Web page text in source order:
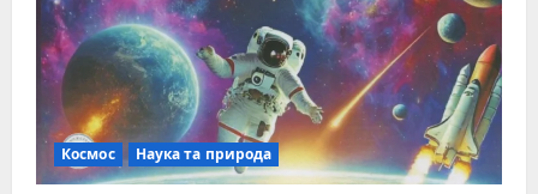
Космос Наука та природа